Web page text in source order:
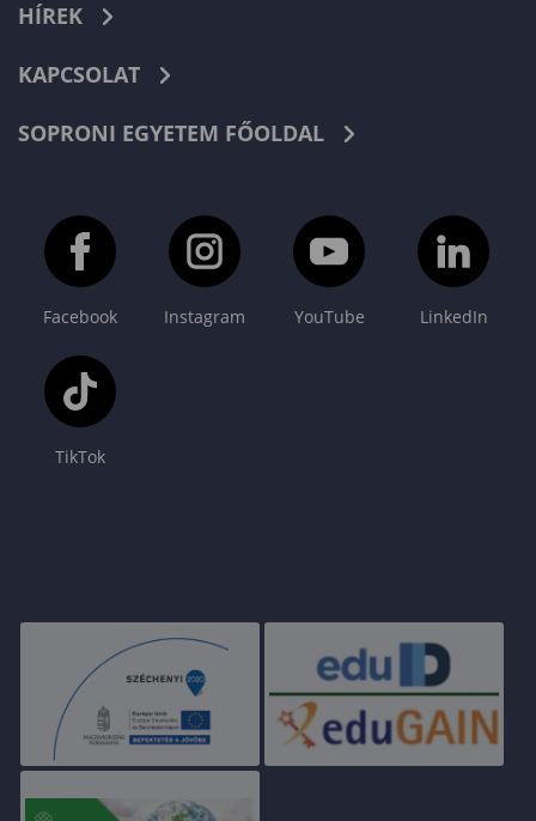
HÍREK
KAPCSOLAT
SOPRONI EGYETEM FŐOLDAL
Facebook Instagram YouTube LinkedIn
TikTok